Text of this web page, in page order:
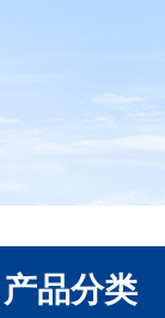
产品分类